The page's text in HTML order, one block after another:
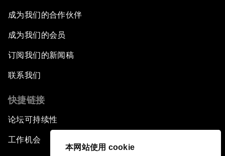
本网站使用 cookie
成为我们的合作伙伴
成为我们的会员
订阅我们的新闻稿
联系我们
快捷链接
论坛可持续性
工作机会